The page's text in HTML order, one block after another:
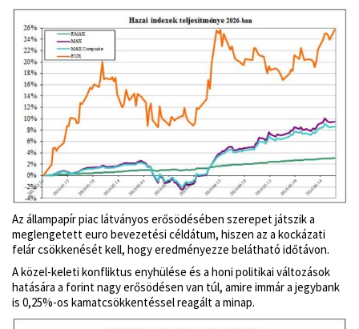
Az állampapír piac látványos erősödésében szerepet játszik a
meglengetett euro bevezetési céldátum, hiszen az a kockázati
felár csökkenését kell, hogy eredményezze belátható időtávon.
A közel-keleti konfliktus enyhülése és a honi politikai változások
hatására a forint nagy erősödésen van túl, amire immár a jegybank
is 0,25%-os kamatcsökkentéssel reagált a minap.